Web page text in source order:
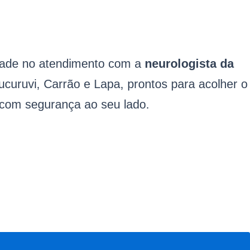
no atendimento com a neurologista da
Carrão e Lapa, prontos para acolher o
segurança ao seu lado.